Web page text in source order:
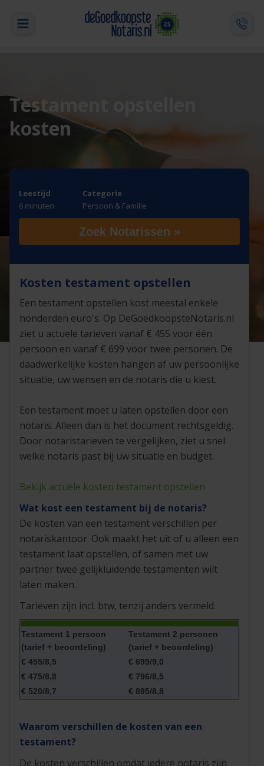
Testament opstellen
kosten
Leestijd
6 minuten
Categorie
Persoon & Familie
Zoek Notarissen »
Kosten testament opstellen
Een testament opstellen kost meestal enkele
honderden euro's. Op DeGoedkoopsteNotaris.nl
ziet u actuele tarieven vanaf € 455 voor één
persoon en vanaf € 699 voor twee personen. De
daadwerkelijke kosten hangen af uw persoonlijke
situatie, uw wensen en de notaris die u kiest.
Een testament moet u laten opstellen door een
notaris. Alleen dan is het document rechtsgeldig.
Door notaristarieven te vergelijken, ziet u snel
welke notaris past bij uw situatie en budget.
Bekijk actuele kosten testament opstellen
Wat kost een testament bij de notaris?
De kosten van een testament verschillen per
notariskantoor. Ook maakt het uit of u alleen een
testament laat opstellen, of samen met uw
partner twee gelijkluidende testamenten wilt
laten maken.
Tarieven zijn incl. btw, tenzij anders vermeld.
Testament 1 persoon
(tarief + beoordeling)
Testament 2 personen
(tarief + beoordeling)
€ 455/8,5
€ 699/9,0
€ 475/8,8
€ 796/8,5
€ 520/8,7
€ 895/8,8
Waarom verschillen de kosten van een
testament?
De kosten verschillen omdat iedere notaris zijn